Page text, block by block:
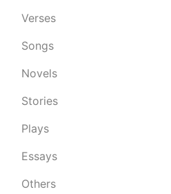
Verses
Songs
Novels
Stories
Plays
Essays
Others